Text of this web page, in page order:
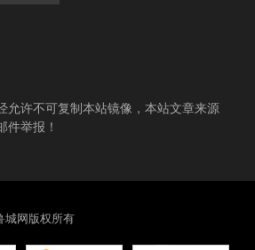
允许不可复制本站镜像，本站文章来源
件举报！
城网版权所有